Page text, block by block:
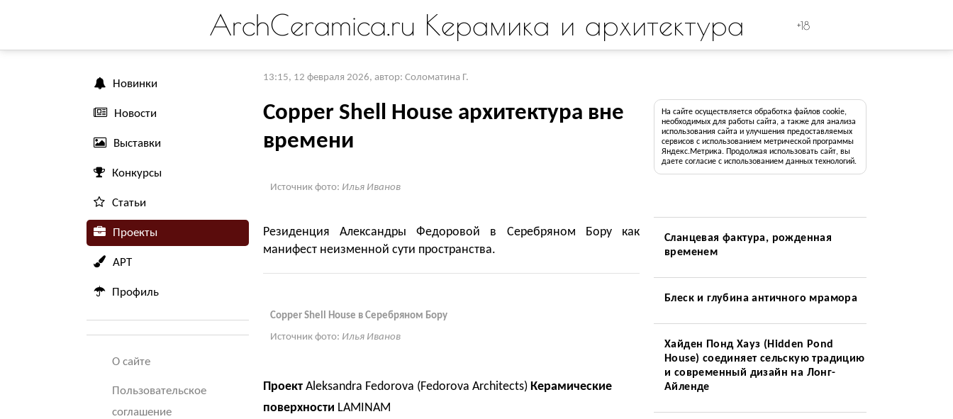
ArchCeramica.ru Керамика и архитектура +18
Новинки
Новости
Выставки
Конкурсы
Статьи
Проекты
АРТ
Профиль
О сайте
Пользовательское
соглашение
13:15, 12 февраля 2026, автор: Соломатина Г.
Copper Shell House архитектура вне
времени
Источник фото: Илья Иванов
Резиденция Александры Федоровой в Серебряном Бору как
манифест неизменной сути пространства.
Copper Shell House в Серебряном Бору
Источник фото: Илья Иванов
Проект Aleksandra Fedorova (Fedorova Architects) Керамические
поверхности LAMINAM
На сайте осуществляется обработка файлов cookie,
необходимых для работы сайта, а также для анализа
использования сайта и улучшения предоставляемых
сервисов с использованием метрической программы
Яндекс.Метрика. Продолжая использовать сайт, вы
даете согласие с использованием данных технологий.
Сланцевая фактура, рожденная
временем
Блеск и глубина античного мрамора
Хайден Понд Хауз (Hidden Pond
House) соединяет сельскую традицию
и современный дизайн на Лонг-
Айленде